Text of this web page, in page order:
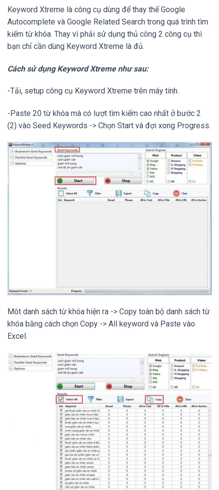
Keyword Xtreme là công cụ dùng để thay thế Google
Autocomplete và Google Related Search trong quá trình tìm
kiếm từ khóa. Thay vì phải sử dụng thủ công 2 công cụ thì
bạn chỉ cần dùng Keyword Xtreme là đủ.
Cách sử dụng Keyword Xtreme như sau:
-Tải, setup công cụ Keyword Xtreme trên máy tính.
-Paste 20 từ khóa mà có lượt tìm kiếm cao nhất ở bước 2
(2) vào Seed Keywords -> Chọn Start và đợi xong Progress.
Môt danh sách từ khóa hiện ra -> Copy toàn bộ danh sách từ
khóa bằng cách chọn Copy -> All keyword và Paste vào
Excel.